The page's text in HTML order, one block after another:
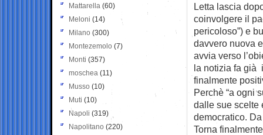
Letta lascia
coinvolgere il
pericoloso”) e
davvero nuova
avvia verso
la notizia fa già
finalmente
Perchè “a ogni
dalle sue scelte
democratico.
Torna
Mattarella (60)
Meloni (14)
Milano (300)
Montezemolo (7)
Monti (357)
moschea (11)
Musso (10)
Muti (10)
Napoli (319)
Napolitano (220)